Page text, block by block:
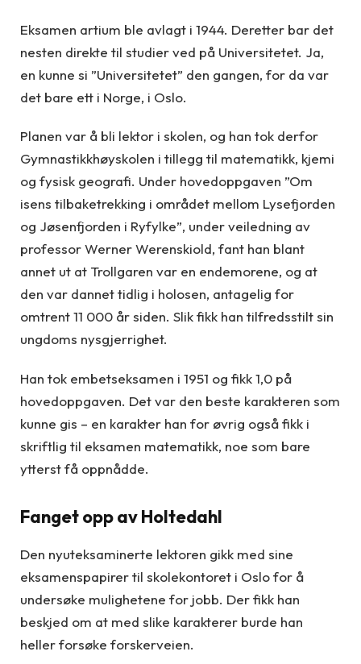
Eksamen artium ble avlagt i 1944. Deretter bar det
nesten direkte til studier ved på Universitetet. Ja,
en kunne si ”Universitetet” den gangen, for da var
det bare ett i Norge, i Oslo.
Planen var å bli lektor i skolen, og han tok derfor
Gymnastikkhøyskolen i tillegg til matematikk, kjemi
og fysisk geografi. Under hovedoppgaven ”Om
isens tilbaketrekking i området mellom Lysefjorden
og Jøsenfjorden i Ryfylke”, under veiledning av
professor Werner Werenskiold, fant han blant
annet ut at Trollgaren var en endemorene, og at
den var dannet tidlig i holosen, antagelig for
omtrent 11 000 år siden. Slik fikk han tilfredsstilt sin
ungdoms nysgjerrighet.
Han tok embetseksamen i 1951 og fikk 1,0 på
hovedoppgaven. Det var den beste karakteren som
kunne gis – en karakter han for øvrig også fikk i
skriftlig til eksamen matematikk, noe som bare
ytterst få oppnådde.
Fanget opp av Holtedahl
Den nyuteksaminerte lektoren gikk med sine
eksamenspapirer til skolekontoret i Oslo for å
undersøke mulighetene for jobb. Der fikk han
beskjed om at med slike karakterer burde han
heller forsøke forskerveien.